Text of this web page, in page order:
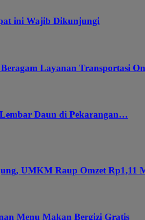
ini Wajib Dikunjungi
Layanan Transportasi
Daun di Pekarangan…
UMKM Raup Omzet Rp1,11
Menu Makan Bergizi Gratis